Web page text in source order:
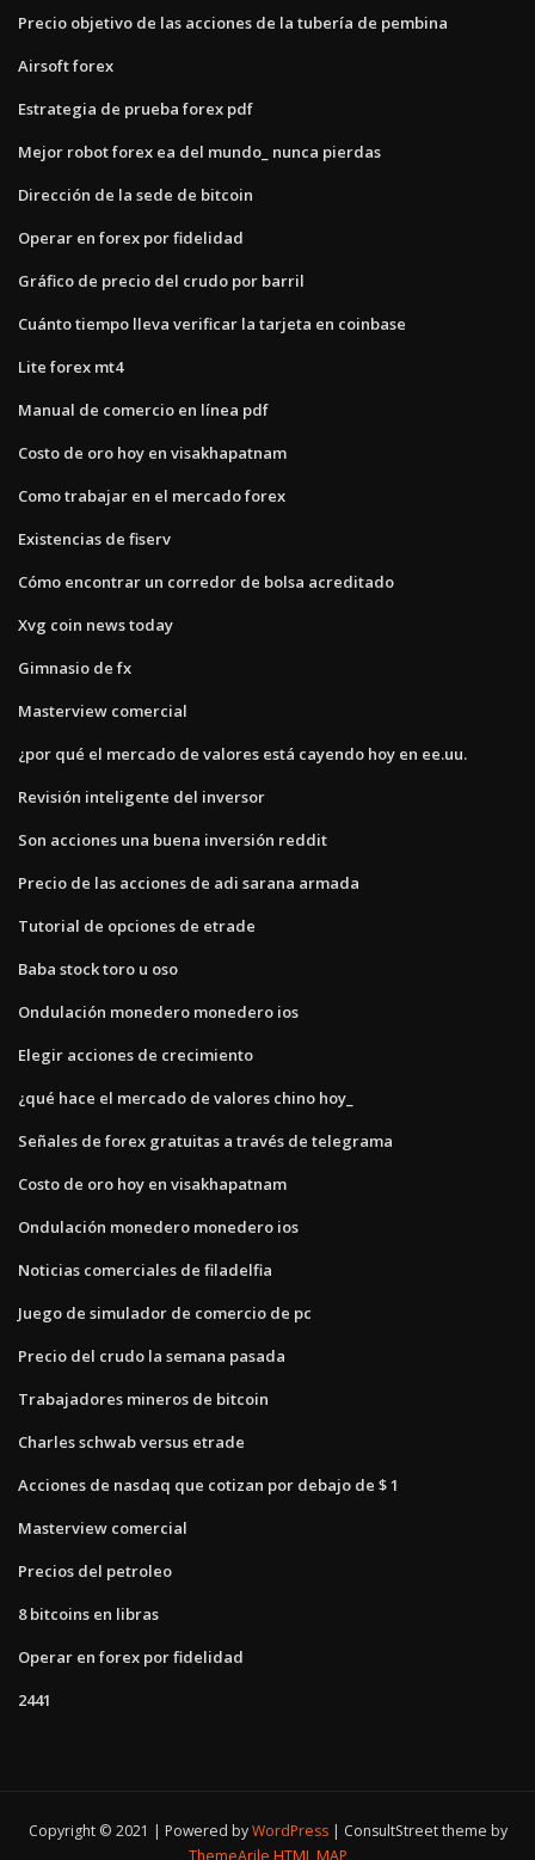
Precio objetivo de las acciones de la tubería de pembina
Airsoft forex
Estrategia de prueba forex pdf
Mejor robot forex ea del mundo_ nunca pierdas
Dirección de la sede de bitcoin
Operar en forex por fidelidad
Gráfico de precio del crudo por barril
Cuánto tiempo lleva verificar la tarjeta en coinbase
Lite forex mt4
Manual de comercio en línea pdf
Costo de oro hoy en visakhapatnam
Como trabajar en el mercado forex
Existencias de fiserv
Cómo encontrar un corredor de bolsa acreditado
Xvg coin news today
Gimnasio de fx
Masterview comercial
¿por qué el mercado de valores está cayendo hoy en ee.uu.
Revisión inteligente del inversor
Son acciones una buena inversión reddit
Precio de las acciones de adi sarana armada
Tutorial de opciones de etrade
Baba stock toro u oso
Ondulación monedero monedero ios
Elegir acciones de crecimiento
¿qué hace el mercado de valores chino hoy_
Señales de forex gratuitas a través de telegrama
Costo de oro hoy en visakhapatnam
Ondulación monedero monedero ios
Noticias comerciales de filadelfia
Juego de simulador de comercio de pc
Precio del crudo la semana pasada
Trabajadores mineros de bitcoin
Charles schwab versus etrade
Acciones de nasdaq que cotizan por debajo de $ 1
Masterview comercial
Precios del petroleo
8 bitcoins en libras
Operar en forex por fidelidad
2441
Copyright © 2021 | Powered byWordPress
ConsultStreet theme by